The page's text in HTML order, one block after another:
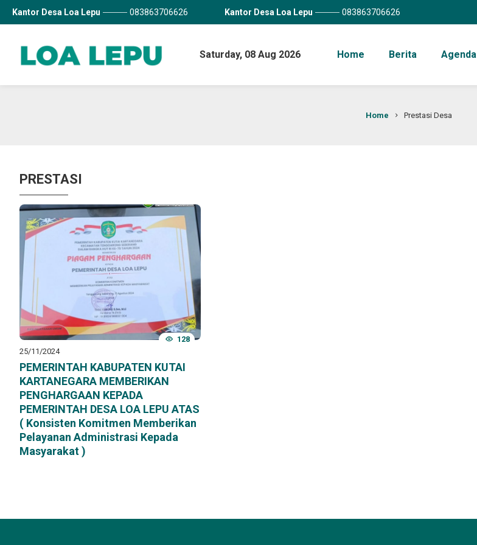
Kantor Desa Loa Lepu 083863706626 Kantor Desa Loa Lepu 083863706626
Saturday, 08 Aug 2026 Home Berita Agenda
Home Prestasi Desa
PRESTASI
25/11/2024
128
PEMERINTAH KABUPATEN KUTAI
KARTANEGARA MEMBERIKAN
PENGHARGAAN KEPADA
PEMERINTAH DESA LOA LEPU ATAS
( Konsisten Komitmen Memberikan
Pelayanan Administrasi Kepada
Masyarakat )